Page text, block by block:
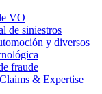
VO
de siniestros
y diversos
fraude
& Expertise